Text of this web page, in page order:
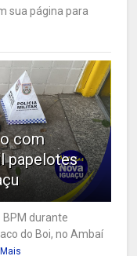
sua página para
com
papelotes
BPM durante
do Boi, no Ambaí